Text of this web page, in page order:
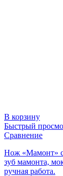
В корзину
Быстрый
Сравнение
Нож «Мамонт»
зуб мамонта,
ручная работа.